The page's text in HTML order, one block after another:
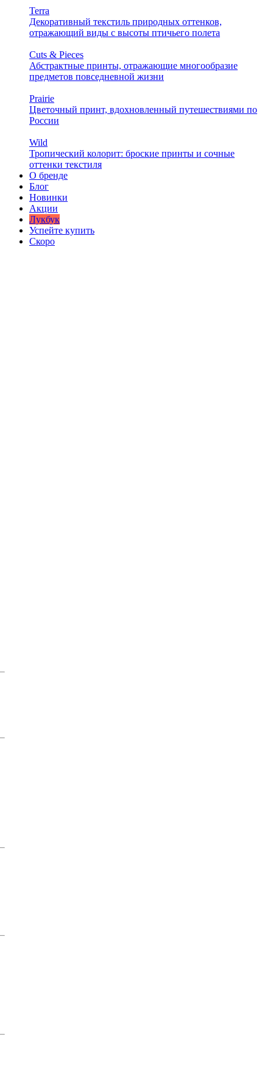
Terra
Декоративный текстиль природных оттенков,
отражающий виды с высоты птичьего полета
Cuts & Pieces
Абстрактные принты, отражающие многообразие
предметов повседневной жизни
Prairie
Цветочный принт, вдохновленный путешествиями по
России
Wild
Тропический колорит: броские принты и сочные
оттенки текстиля
О бренде
Блог
Новинки
Акции
Лукбук
Успейте купить
Скоро